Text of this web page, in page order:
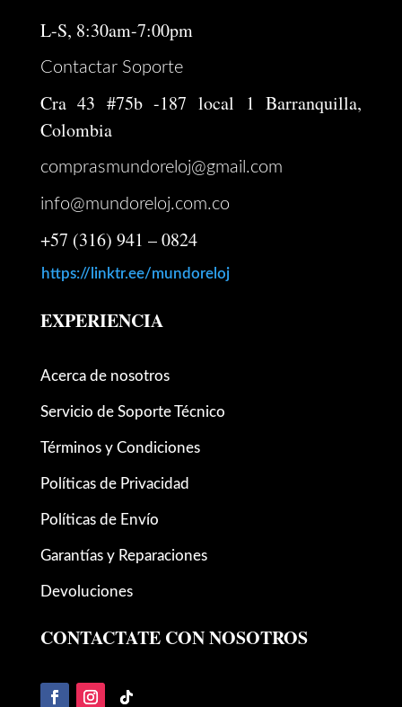
L-S, 8:30am-7:00pm
Contactar Soporte
Cra 43 #75b -187 local 1 Barranquilla,
Colombia
comprasmundoreloj@gmail.com
info@mundoreloj.com.co
+57 (316) 941 – 0824
https://linktr.ee/mundoreloj
EXPERIENCIA
Acerca de nosotros
Servicio de Soporte Técnico
Términos y Condiciones
Políticas de Privacidad
Políticas de Envío
Garantías y Reparaciones
Devoluciones
CONTACTATE CON NOSOTROS